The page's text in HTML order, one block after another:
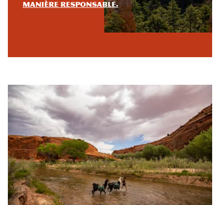
manière responsable.